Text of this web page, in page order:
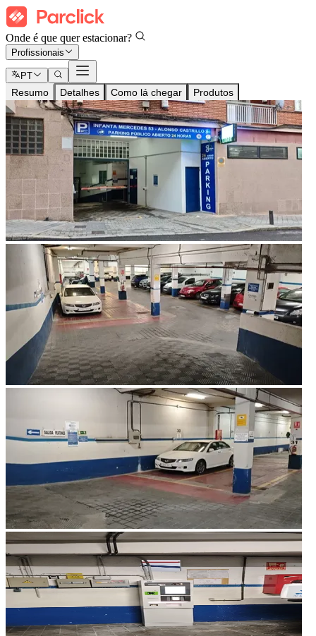
Onde é que quer estacionar?
Profissionais
PT
Resumo Detalhes Como lá chegar Produtos